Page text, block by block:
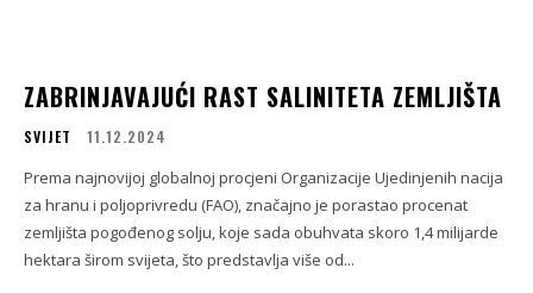
ZABRINJAVAJUĆI RAST SALINITETA ZEMLJIŠTA
SVIJET 11.12.2024
Prema najnovijoj globalnoj procjeni Organizacije Ujedinjenih nacija
za hranu i poljoprivredu (FAO), značajno je porastao procenat
zemljišta pogođenog solju, koje sada obuhvata skoro 1,4 milijarde
hektara širom svijeta, što predstavlja više od...